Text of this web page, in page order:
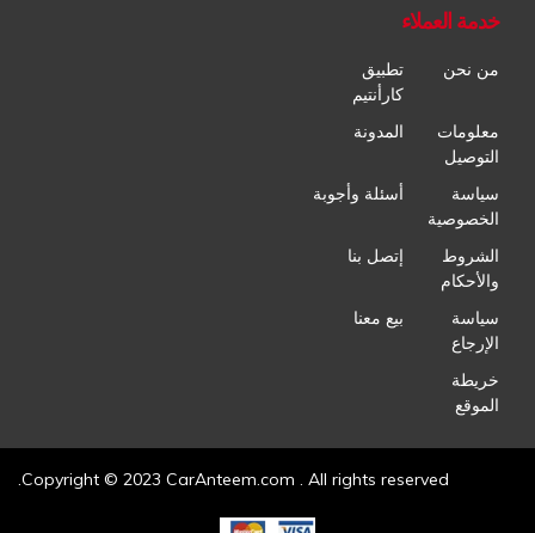
خدمة العملاء
من نحن
تطبيق
كارأنتيم
معلومات
التوصيل
المدونة
سياسة
الخصوصية
أسئلة وأجوبة
الشروط
والأحكام
إتصل بنا
سياسة
الإرجاع
بيع معنا
خريطة
الموقع
Copyright © 2023 CarAnteem.com . All rights reserved.